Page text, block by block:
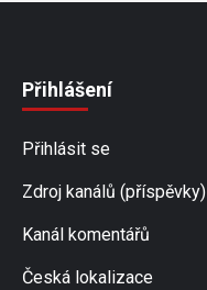
Přihlášení
Přihlásit se
Zdroj kanálů (příspěvky)
Kanál komentářů
Česká lokalizace